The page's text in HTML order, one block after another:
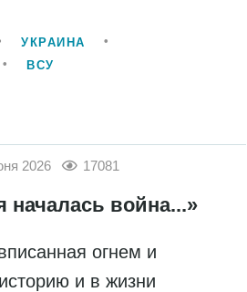
УКРАИНА
ВСУ
2026 17081
началась война...»
огнем и
и в жизни